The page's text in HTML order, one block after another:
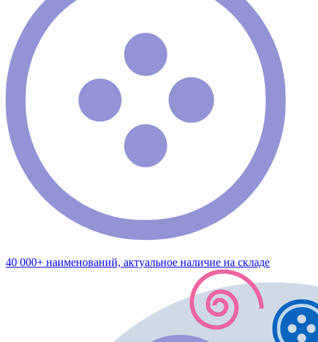
40 000+ наименований, актуальное наличие на складе